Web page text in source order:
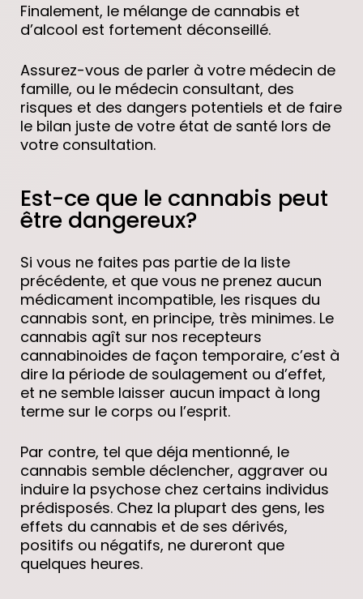
+ VIDEOS
Finalement, le mélange de cannabis et
d’alcool est fortement déconseillé.
Assurez-vous de parler à votre médecin de
famille, ou le médecin consultant, des
risques et des dangers potentiels et de faire
le bilan juste de votre état de santé lors de
votre consultation.
Est-ce que le cannabis peut
être dangereux?
Si vous ne faites pas partie de la liste
précédente, et que vous ne prenez aucun
médicament incompatible, les risques du
cannabis sont, en principe, très minimes. Le
cannabis agît sur nos recepteurs
cannabinoides de façon temporaire, c’est à
dire la période de soulagement ou d’effet,
et ne semble laisser aucun impact à long
terme sur le corps ou l’esprit.
Par contre, tel que déja mentionné, le
cannabis semble déclencher, aggraver ou
induire la psychose chez certains individus
prédisposés. Chez la plupart des gens, les
effets du cannabis et de ses dérivés,
positifs ou négatifs, ne dureront que
quelques heures.